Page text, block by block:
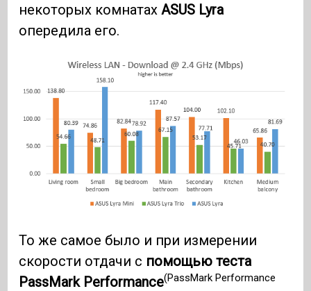
некоторых комнатах ASUS Lyra
опередила его.
То же самое было и при измерении
скорости отдачи с помощью теста
PassMark Performance(PassMark Performance